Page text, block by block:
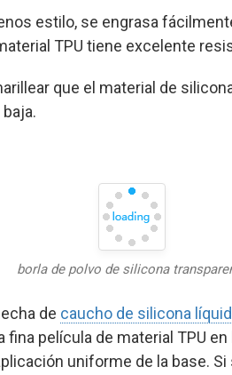
estilo, se engrasa
TPU tiene excelente
que el material de
borla de polvo de silicona
de caucho de silicona
película de material TPU
uniforme de la base.